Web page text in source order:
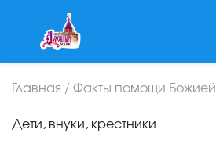
Главная / Факты помощи Божией
Дети, внуки, крестники